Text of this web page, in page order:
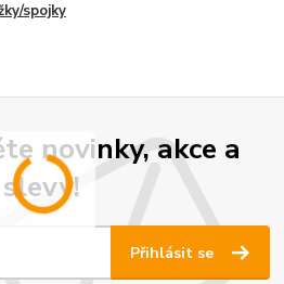
spojky
novinky, akce a
slevy!
Přihlásit se